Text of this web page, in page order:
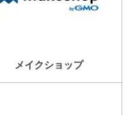
メイクショップ